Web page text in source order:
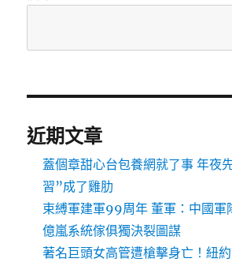
近期文章
蓋個章甜心台包養網就了事 年夜
習”成了雞肋
束縛軍建軍99周年 董軍：中國軍
億嵐系統傢俱獨決裂圖謀
著名巨頭女高管遭槍擊身亡！紐